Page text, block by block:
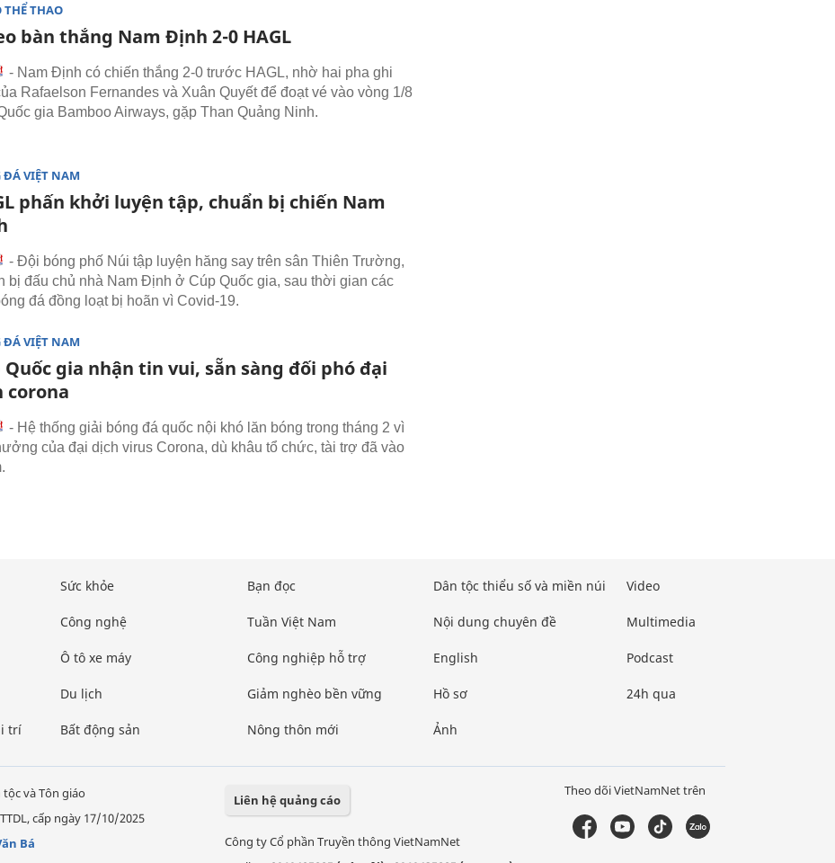
THỂ THAO
bàn thắng Nam Định 2-0 HAGL
- Nam Định có chiến thắng 2-0 trước HAGL, nhờ hai pha ghi
Rafaelson Fernandes và Xuân Quyết để đoạt vé vào vòng 1/8
gia Bamboo Airways, gặp Than Quảng Ninh.
ĐÁ VIỆT NAM
phấn khởi luyện tập, chuẩn bị chiến Nam
- Đội bóng phố Núi tập luyện hăng say trên sân Thiên Trường,
bị đấu chủ nhà Nam Định ở Cúp Quốc gia, sau thời gian các
đá đồng loạt bị hoãn vì Covid-19.
ĐÁ VIỆT NAM
Quốc gia nhận tin vui, sẵn sàng đối phó đại
corona
- Hệ thống giải bóng đá quốc nội khó lăn bóng trong tháng 2 vì
của đại dịch virus Corona, dù khâu tổ chức, tài trợ đã vào
trí
Sức khỏe
Công nghệ
Ô tô xe máy
Du lịch
Bất động sản
Bạn đọc
Tuần Việt Nam
Công nghiệp hỗ trợ
Giảm nghèo bền vững
Nông thôn mới
Dân tộc thiểu số và miền núi
Nội dung chuyên đề
English
Hồ sơ
Ảnh
Video
Multimedia
Podcast
24h qua
và Tôn giáo
cấp ngày 17/10/2025
Bá
Liên hệ quảng cáo
Công ty Cổ phần Truyền thông VietNamNet
Theo dõi VietNamNet trên